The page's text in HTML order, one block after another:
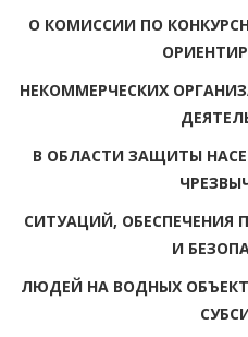
О КОМИССИИ ПО
НЕКОММЕРЧЕСКИХ
В ОБЛАСТИ ЗАЩИТЫ
СИТУАЦИЙ, ОБЕСПЕЧЕНИЯ
И
ЛЮДЕЙ НА ВОДНЫХ